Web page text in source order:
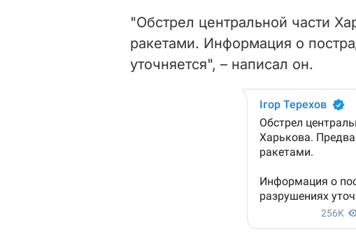
"Обстрел центральной части
ракетами. Информация о
уточняется", – написал он.